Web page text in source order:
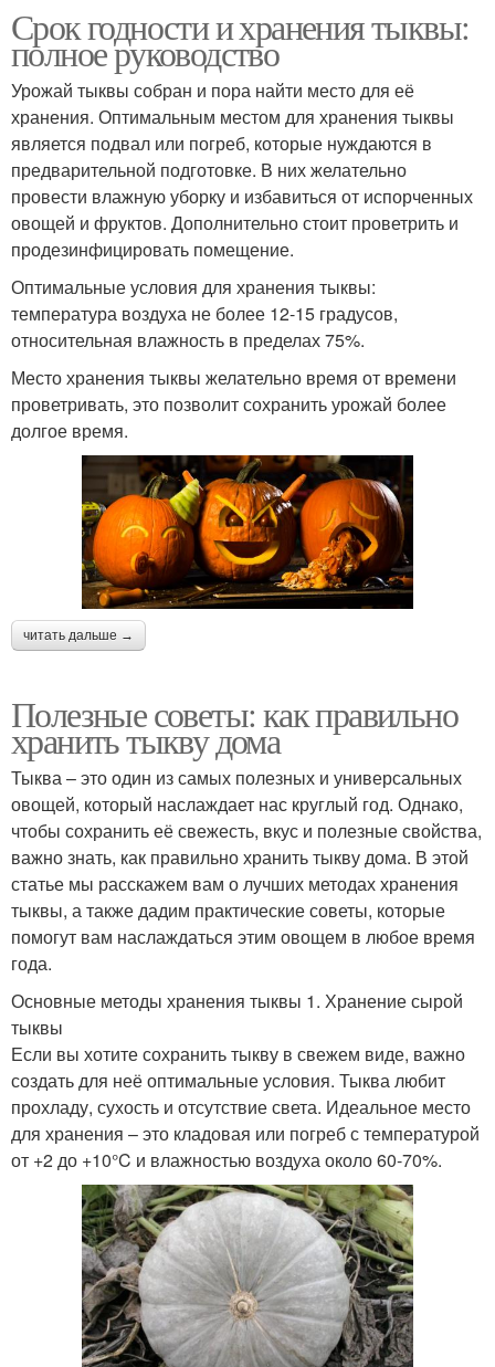
Срок годности и хранения тыквы:
полное руководство
Урожай тыквы собран и пора найти место для её
хранения. Оптимальным местом для хранения тыквы
является подвал или погреб, которые нуждаются в
предварительной подготовке. В них желательно
провести влажную уборку и избавиться от испорченных
овощей и фруктов. Дополнительно стоит проветрить и
продезинфицировать помещение.
Оптимальные условия для хранения тыквы:
температура воздуха не более 12-15 градусов,
относительная влажность в пределах 75%.
Место хранения тыквы желательно время от времени
проветривать, это позволит сохранить урожай более
долгое время.
читать дальше →
Полезные советы: как правильно
хранить тыкву дома
Тыква – это один из самых полезных и универсальных
овощей, который наслаждает нас круглый год. Однако,
чтобы сохранить её свежесть, вкус и полезные свойства,
важно знать, как правильно хранить тыкву дома. В этой
статье мы расскажем вам о лучших методах хранения
тыквы, а также дадим практические советы, которые
помогут вам наслаждаться этим овощем в любое время
года.
Основные методы хранения тыквы 1. Хранение сырой
тыквы
Если вы хотите сохранить тыкву в свежем виде, важно
создать для неё оптимальные условия. Тыква любит
прохладу, сухость и отсутствие света. Идеальное место
для хранения – это кладовая или погреб с температурой
от +2 до +10°C и влажностью воздуха около 60-70%.